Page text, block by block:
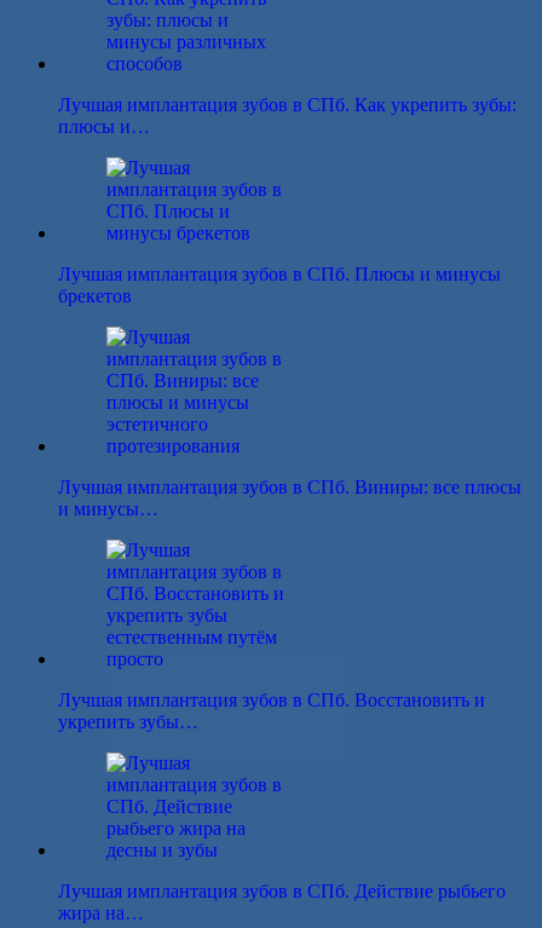
Лучшая имплантация зубов в СПб. Как укрепить зубы:
плюсы и…
Лучшая имплантация зубов в СПб. Плюсы и минусы
брекетов
Лучшая имплантация зубов в СПб. Виниры: все плюсы
и минусы…
Лучшая имплантация зубов в СПб. Восстановить и
укрепить зубы…
Лучшая имплантация зубов в СПб. Действие рыбьего
жира на…